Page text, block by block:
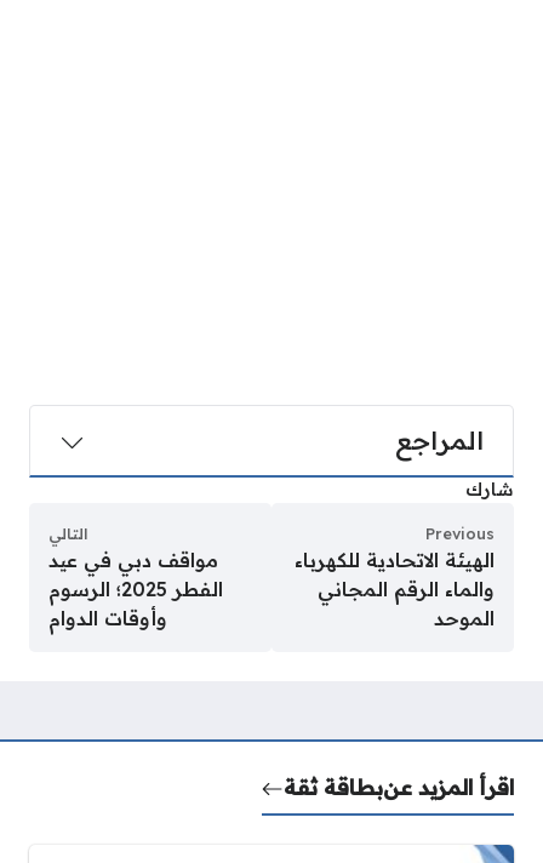
المراجع
شارك
Previous
الهيئة الاتحادية للكهرباء
والماء الرقم المجاني
الموحد
التالي
مواقف دبي في عيد
الفطر 2025؛ الرسوم
وأوقات الدوام
اقرأ المزيد عنبطاقة ثقة